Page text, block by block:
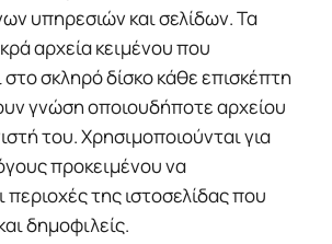
υπηρεσιών και σελίδων. Τα
αρχεία κειμένου που
σκληρό δίσκο κάθε επισκέπτη
γνώση οποιουδήποτε αρχείου
του. Χρησιμοποιούνται για
προκειμένου να
περιοχές της ιστοσελίδας που
δημοφιλείς.